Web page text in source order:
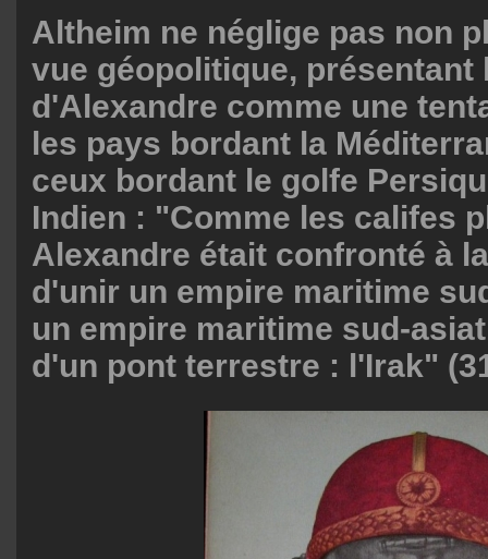
Altheim ne néglige pas non
vue géopolitique, présentant
d'Alexandre comme une
les pays bordant la
ceux bordant le golfe
Indien : "Comme les califes
Alexandre était confronté à
d'unir un empire maritime
un empire maritime sud-
d'un pont terrestre : l'Irak"